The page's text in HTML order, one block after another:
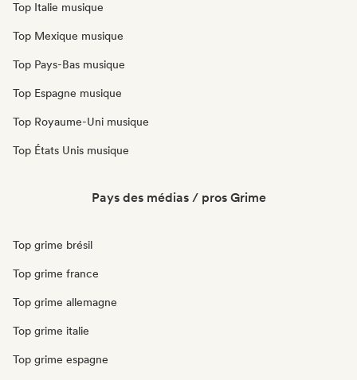
Top Italie musique
Top Mexique musique
Top Pays-Bas musique
Top Espagne musique
Top Royaume-Uni musique
Top États Unis musique
Pays des médias / pros Grime
Top grime brésil
Top grime france
Top grime allemagne
Top grime italie
Top grime espagne